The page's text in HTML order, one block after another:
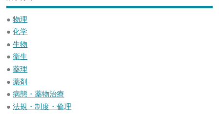
●物理
●化学
●生物
●衛生
●薬理
●薬剤
●病態・薬物治療
●法規・制度・倫理